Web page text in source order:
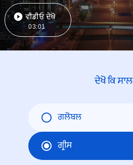
ਵੀਡੀਓ ਦੇਖੋ
03:01
ਦੇਖੋ ਕਿ ਸਾਲ
ਗਲੋਬਲ
ਗ੍ਰੀਸ